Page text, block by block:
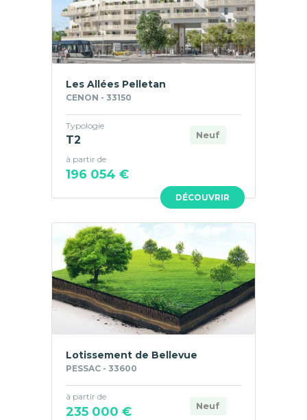
DÉCOUVRIR
Les Allées Pelletan
CENON - 33150
Neuf
Typologie
T2
à partir de
196 054 €
Lotissement de Bellevue
PESSAC - 33600
Neuf
à partir de
235 000 €